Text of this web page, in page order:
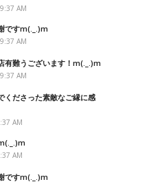
AM
ですm(._.)m
AM
有難うございます！m(._.)m
AM
くださった素敵なご縁に感
AM
AM
ですm(._.)m